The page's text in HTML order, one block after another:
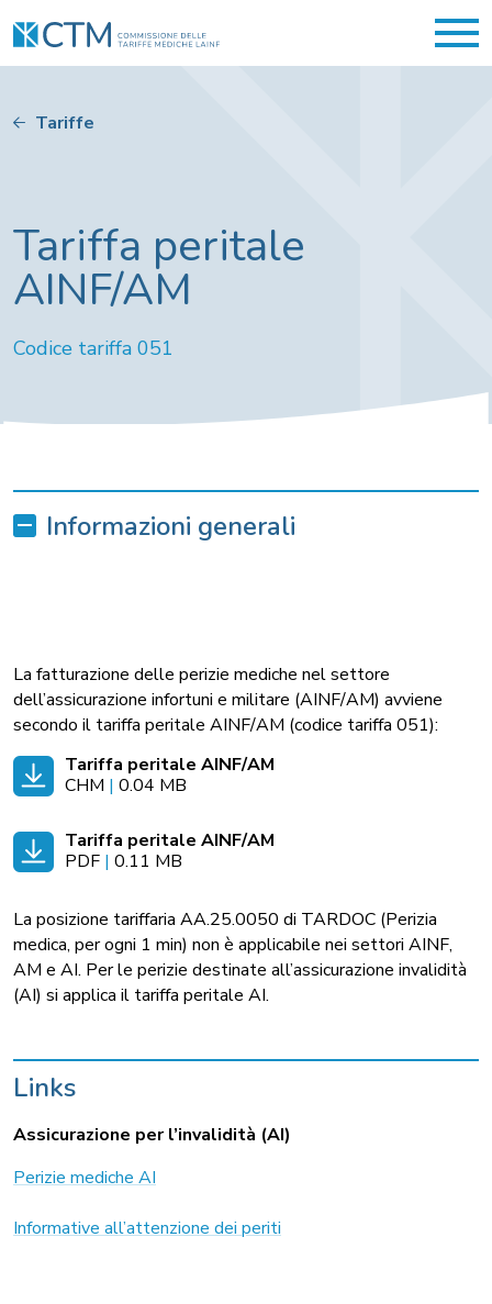
Tariffe
Tariffa peritale
AINF/AM
Codice tariffa 051
Informazioni generali
La fatturazione delle perizie mediche nel settore
dell’assicurazione infortuni e militare (AINF/AM) avviene
secondo il tariffa peritale AINF/AM (codice tariffa 051):
Tariffa peritale AINF/AM
CHM | 0.04 MB
Tariffa peritale AINF/AM
PDF | 0.11 MB
La posizione tariffaria AA.25.0050 di TARDOC (Perizia
medica, per ogni 1 min) non è applicabile nei settori AINF,
AM e AI. Per le perizie destinate all’assicurazione invalidità
(AI) si applica il tariffa peritale AI.
Links
Assicurazione per l’invalidità (AI)
Perizie mediche AI
Informative all’attenzione dei periti